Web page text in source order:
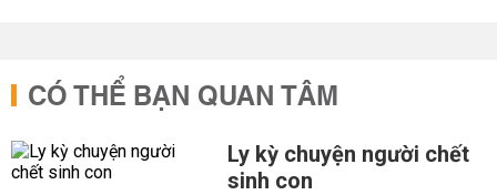
CÓ THỂ BẠN QUAN TÂM
Ly kỳ chuyện người chết
sinh con